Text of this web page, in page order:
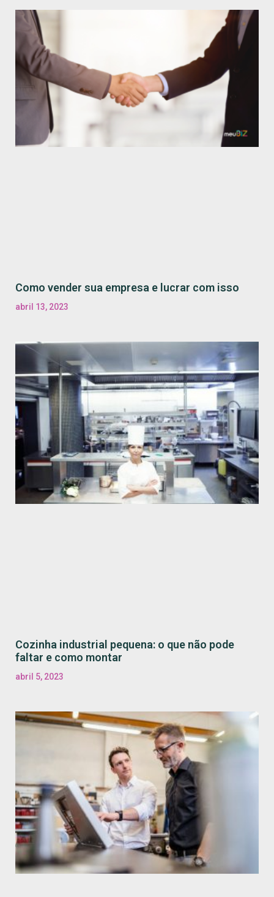
Como vender sua empresa e lucrar com isso
abril 13, 2023
Cozinha industrial pequena: o que não pode
faltar e como montar
abril 5, 2023